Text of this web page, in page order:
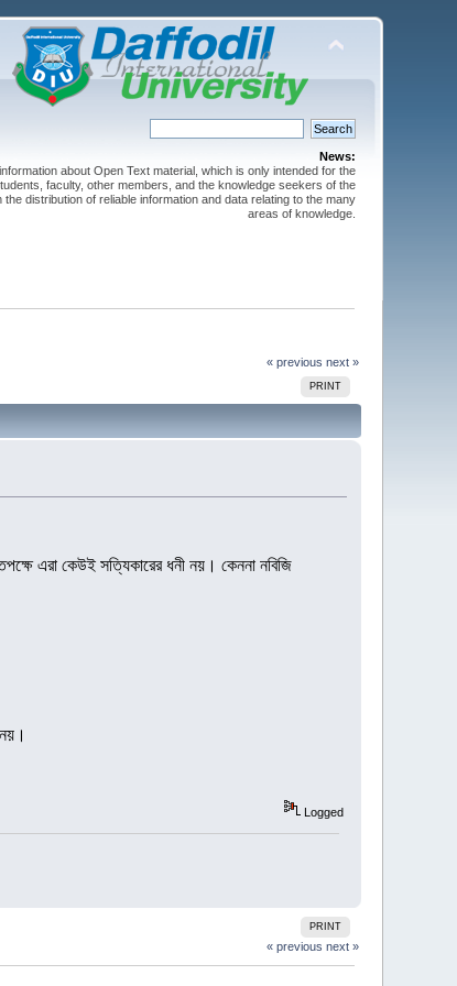
News:
about Open Text material, which is only intended for the
faculty, other members, and the knowledge seekers of the
distribution of reliable information and data relating to the many
areas of knowledge.
« previous next »
PRINT
এরা কেউই সত্যিকারের ধনী নয়। কেননা নবিজি
Logged
PRINT
« previous next »